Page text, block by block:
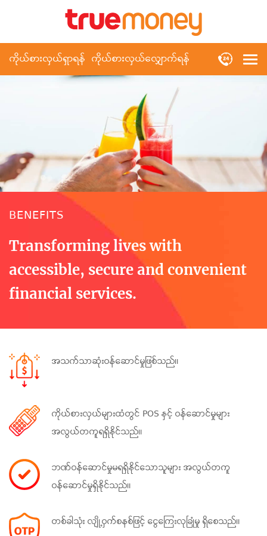
ကိုယ်စားလှယ်ရှာရန် ကိုယ်စားလှယ်လျှောက်ရန်
BENEFITS
Transforming lives with
accessible, secure and convenient
financial services.
အသက်သာဆုံးဝန်ဆောင်မှုဖြစ်သည်။
ကိုယ်စားလှယ်များထံတွင် POS နှင့် ဝန်ဆောင်မှုများ
အလွယ်တကူရရှိနိုင်သည်။
ဘဏ်ဝန်ဆောင်မှုမရရှိနိုင်သောသူများ အလွယ်တကူ
ဝန်ဆောင်မှုရှိနိုင်သည်။
တစ်ခါသုံး လျို့ဝှက်စနစ်ဖြင့် ငွေ‌ကြေးလုခြုံမှု ရှိစေသည်။